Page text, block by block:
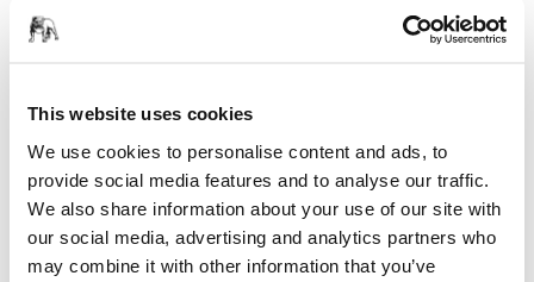
This website uses cookies
We use cookies to personalise content and ads, to
provide social media features and to analyse our traffic.
We also share information about your use of our site with
our social media, advertising and analytics partners who
may combine it with other information that you’ve
Tee palautus helposti osoitteessa www.mirka.com/fi-
Tekniset tiedot
Pituus 46 mm